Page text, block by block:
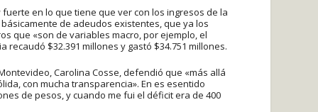
en lo que tiene que ver con los ingresos de la
de adeudos existentes, que ya los
que «son de variables macro, por ejemplo, el
$32.391 millones y gastó $34.751 millones.
Carolina Cosse, defendió que «más allá
con mucha transparencia». En es esentido
de pesos, y cuando me fui el déficit era de 400